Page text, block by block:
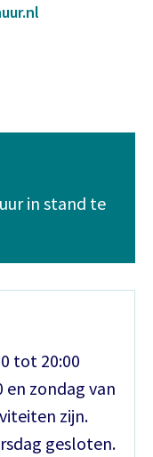
in stand te
tot 20:00
en zondag van
zijn.
gesloten.